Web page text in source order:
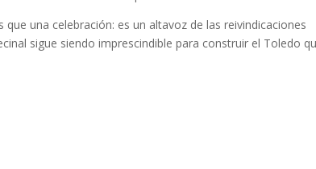
una celebración: es un altavoz de las reivindicaciones
sigue siendo imprescindible para construir el Toledo